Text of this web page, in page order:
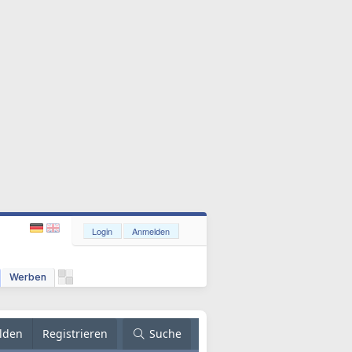
Werben
Login Anmelden
Registrieren Suche